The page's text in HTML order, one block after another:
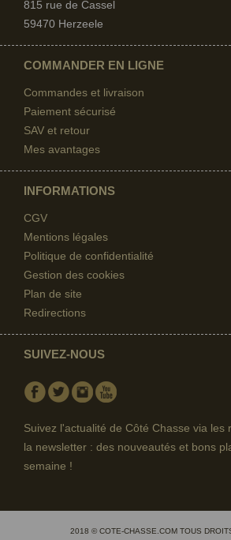
815 rue de Cassel
59470 Herzeele
COMMANDER EN LIGNE
Commandes et livraison
Paiement sécurisé
SAV et retour
Mes avantages
INFORMATIONS
CGV
Mentions légales
Politique de confidentialité
Gestion des cookies
Plan de site
Redirections
SUIVEZ-NOUS
Facebook
TwitterInstagram
Suivez l'actualité de Côté Chasse via les
la newsletter : des nouveautés et bons
semaine !
2018 © COTE-CHASSE.COM TOUS